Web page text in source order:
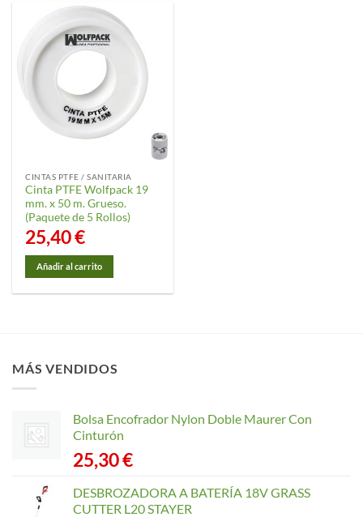
CINTAS PTFE / SANITARIA
Cinta PTFE Wolfpack 19
mm. x 50 m. Grueso.
(Paquete de 5 Rollos)
25,40€
Añadir al carrito
MÁS VENDIDOS
Bolsa Encofrador Nylon Doble Maurer Con
Cinturón
25,30€
DESBROZADORA A BATERÍA 18V GRASS
CUTTER L20 STAYER